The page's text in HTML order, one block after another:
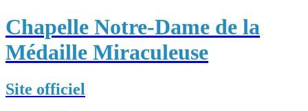
Chapelle Notre-Dame de la
Médaille Miraculeuse
Site officiel